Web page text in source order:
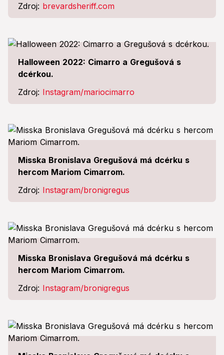
Zdroj: brevardsheriff.com
Halloween 2022: Cimarro a Gregušová s
dcérkou.
Zdroj: Instagram/mariocimarro
Misska Bronislava Gregušová má dcérku s
hercom Mariom Cimarrom.
Zdroj: Instagram/bronigregus
Misska Bronislava Gregušová má dcérku s
hercom Mariom Cimarrom.
Zdroj: Instagram/bronigregus